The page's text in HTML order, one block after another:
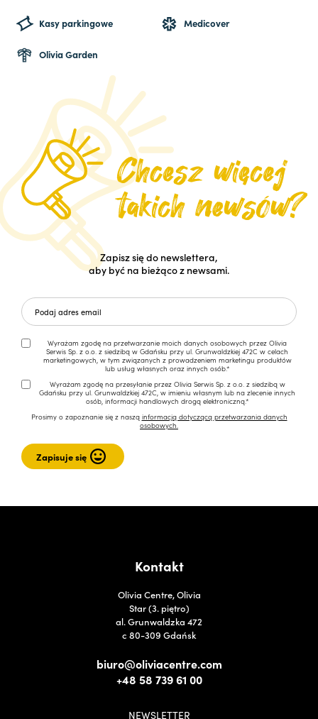
Kasy parkingowe Medicover
Olivia Garden
Zapisz się do newslettera,
aby być na bieżąco z newsami.
Wyrażam zgodę na przetwarzanie moich danych osobowych przez Olivia
Serwis Sp. z o.o. z siedzibą w Gdańsku przy ul. Grunwaldzkiej 472C w celach
marketingowych, w tym związanych z prowadzeniem marketingu produktów
lub usług własnych oraz innych osób.*
Wyrażam zgodę na przesyłanie przez Olivia Serwis Sp. z o.o. z siedzibą w
Gdańsku przy ul. Grunwaldzkiej 472C, w imieniu własnym lub na zlecenie innych
osób, informacji handlowych drogą elektroniczną.*
Prosimy o zapoznanie się z naszą informacją dotyczącą przetwarzania danych
osobowych.
Kontakt
Olivia Centre, Olivia
Star (3. piętro)
al. Grunwaldzka 472
c 80-309 Gdańsk
biuro@oliviacentre.com
+48 58 739 61 00
NEWSLETTER